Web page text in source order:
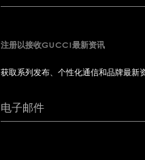
注册以接收GUCCI最新资讯
获取系列发布、个性化通信和品牌最新
电子邮件